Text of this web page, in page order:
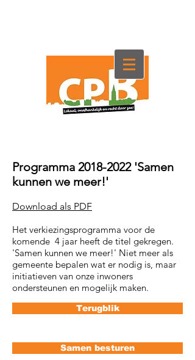
Programma 2018-2022 'Samen
kunnen we meer!'
Download als PDF
Het verkiezingsprogramma voor de
komende 4 jaar heeft de titel gekregen.
'Samen kunnen we meer!' Niet meer als
gemeente bepalen wat er nodig is, maar
initiatieven van onze inwoners
ondersteunen en mogelijk maken.
Terugblik
Samen besturen